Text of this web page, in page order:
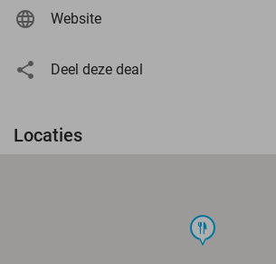
Website
Deel deze deal
Locaties
food